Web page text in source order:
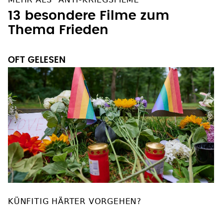
13 besondere Filme zum
Thema Frieden
OFT GELESEN
KÜNFITIG HÄRTER VORGEHEN?